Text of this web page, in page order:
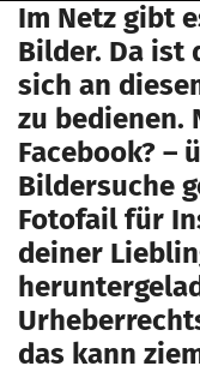
Im Netz gibt
Bilder. Da ist
sich an
zu bedienen.
Facebook? –
Bildersuche
Fotofail für
deiner
das kann